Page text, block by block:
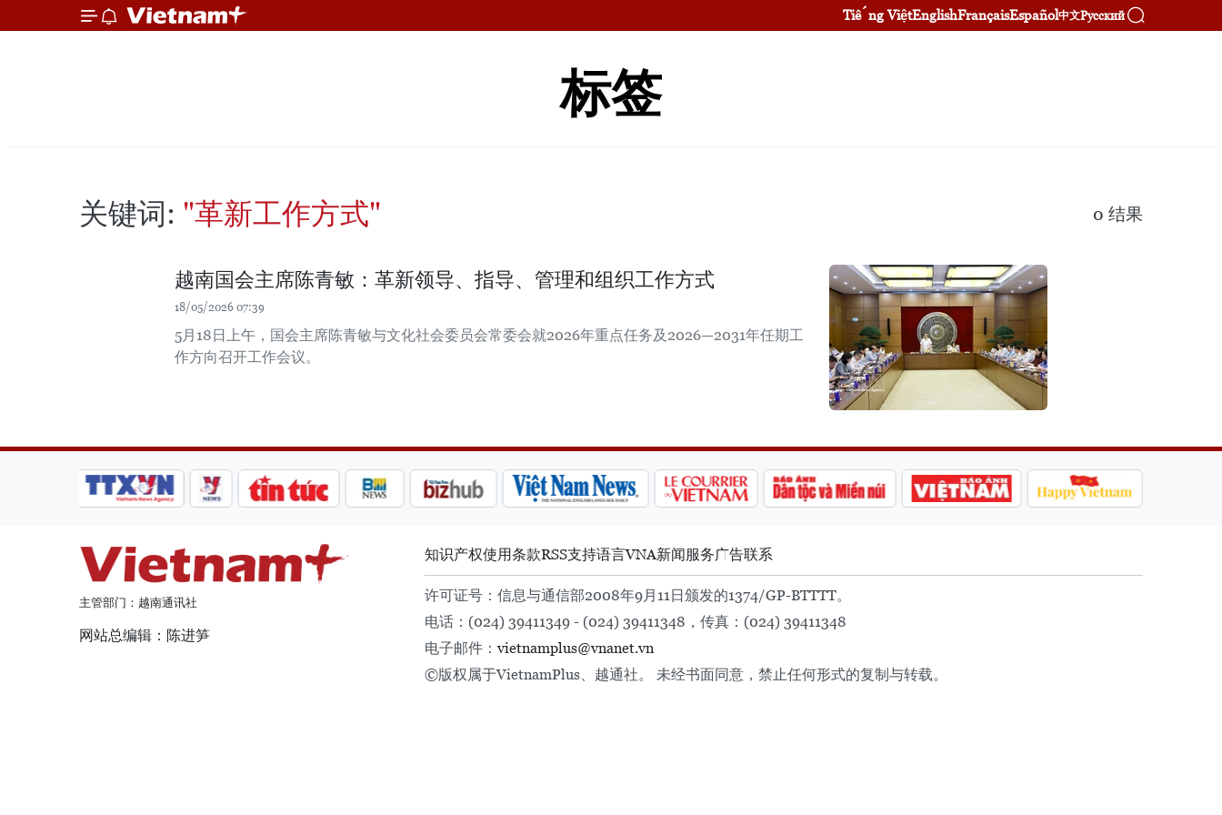
Tiếng ViệtEnglishFrançaisEspañol中文Русский
标签
关键词: "革新工作方式" 0 结果
越南国会主席陈青敏：革新领导、指导、管理和组织工作方式
18/05/2026 07:39
5月18日上午，国会主席陈青敏与文化社会委员会常委会就2026年重点任务及2026—2031年任期工
作方向召开工作会议。
主管部门：越南通讯社
网站总编辑：陈进笋
知识产权使用条款RSS支持语言VNA新闻服务广告联系
许可证号：信息与通信部2008年9月11日颁发的1374/GP-BTTTT。
电话：(024) 39411349 - (024) 39411348，传真：(024) 39411348
电子邮件：vietnamplus@vnanet.vn
©版权属于VietnamPlus、越通社。 未经书面同意，禁止任何形式的复制与转载。